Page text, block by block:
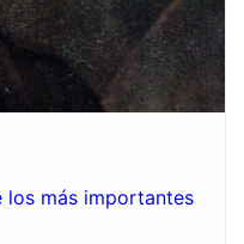
los más importantes